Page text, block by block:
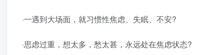
·一遇到大场面，就习惯性焦虑、失眠、不安?
·思虑过重，想太多，愁太甚，永远处在焦虑状态?